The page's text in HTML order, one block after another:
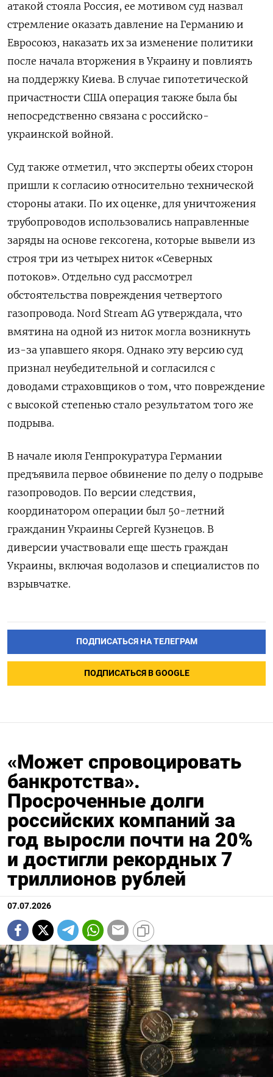
атакой стояла Россия, ее мотивом суд назвал
стремление оказать давление на Германию и
Евросоюз, наказать их за изменение политики
после начала вторжения в Украину и повлиять
на поддержку Киева. В случае гипотетической
причастности США операция также была бы
непосредственно связана с российско-
украинской войной.
Суд также отметил, что эксперты обеих сторон
пришли к согласию относительно технической
стороны атаки. По их оценке, для уничтожения
трубопроводов использовались направленные
заряды на основе гексогена, которые вывели из
строя три из четырех ниток «Северных
потоков». Отдельно суд рассмотрел
обстоятельства повреждения четвертого
газопровода. Nord Stream AG утверждала, что
вмятина на одной из ниток могла возникнуть
из-за упавшего якоря. Однако эту версию суд
признал неубедительной и согласился с
доводами страховщиков о том, что повреждение
с высокой степенью стало результатом того же
подрыва.
В начале июля Генпрокуратура Германии
предъявила первое обвинение по делу о подрыве
газопроводов. По версии следствия,
координатором операции был 50-летний
гражданин Украины Сергей Кузнецов. В
диверсии участвовали еще шесть граждан
Украины, включая водолазов и специалистов по
взрывчатке.
ПОДПИСАТЬСЯ НА ТЕЛЕГРАМ
ПОДПИСАТЬСЯ В GOOGLE
«Может спровоцировать
банкротства».
Просроченные долги
российских компаний за
год выросли почти на 20%
и достигли рекордных 7
триллионов рублей
07.07.2026